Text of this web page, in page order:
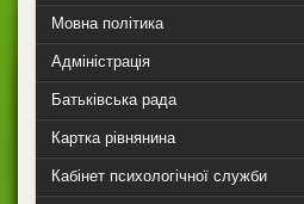
Мовна політика
Адміністрація
Батьківська рада
Картка рівнянина
Кабінет психологічної служби